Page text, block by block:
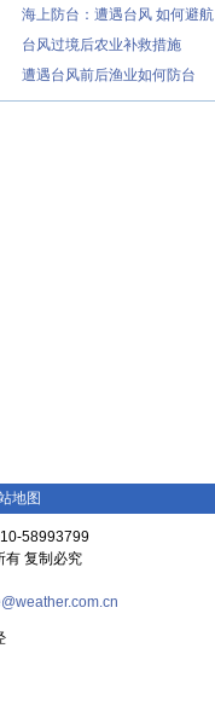
海上防台：遭遇台风 如何避航
台风过境后农业补救措施
遭遇台风前后渔业如何防台
地图
58993799
有 复制必究